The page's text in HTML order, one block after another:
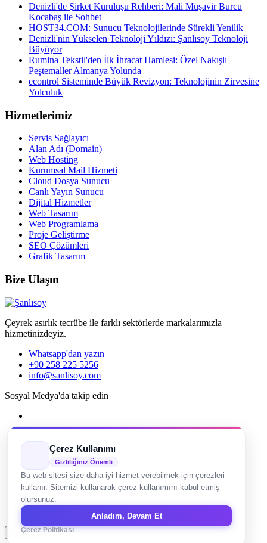
Denizli'de Şirket Kuruluşu Rehberi: Mali Müşavir Burcu
Kocabaş ile Sohbet
HOST34.COM: Sunucu Teknolojilerinde Sürekli Yenilik
Denizli'nin Yükselen Teknoloji Yıldızı: Şanlısoy Teknoloji
Büyüyor
Rumina Tekstil'den İlk İhracat Hamlesi: Özel Nakışlı
Peştemaller Almanya Yolunda
econtrol Sisteminde Büyük Revizyon: Teknolojinin Zirvesine
Yolculuk
Hizmetlerimiz
Servis Sağlayıcı
Alan Adı (Domain)
Web Hosting
Kurumsal Mail Hizmeti
Cloud Dosya Sunucu
Canlı Yayın Sunucu
Dijital Hizmetler
Web Tasarım
Web Programlama
Proje Geliştirme
SEO Çözümleri
Grafik Tasarım
Bize Ulaşın
Çeyrek asırlık tecrübe ile farklı sektörlerde markalarımızla
hizmetinizdeyiz.
Whatsapp'dan yazın
+90 258 225 5256
info@sanlisoy.com
Sosyal Medya'da takip edin
Site Haritası
Künye
Hükümler ve Koşullar
Gizlilik ve Çerez Politikası
Başa dön
Çerez Kullanımı
Gizliliğiniz Önemli
Bu web sitesi size daha iyi hizmet verebilmek için çerezleri
kullanır. Sitemizi kullanarak çerez kullanımını kabul etmiş
olursunuz.
Anladım, Devam Et
Çerez Politikası